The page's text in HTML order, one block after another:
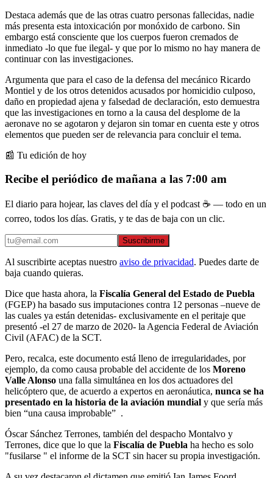
Destaca además que de las otras cuatro personas fallecidas, nadie
más presenta esta intoxicación por monóxido de carbono. Sin
embargo está consciente que los cuerpos fueron cremados de
inmediato -lo que fue ilegal- y que por lo mismo no hay manera de
continuar con las investigaciones.
Argumenta que para el caso de la defensa del mecánico Ricardo
Montiel y de los otros detenidos acusados por homicidio culposo,
daño en propiedad ajena y falsedad de declaración, esto demuestra
que las investigaciones en torno a la causa del desplome de la
aeronave no se agotaron y dejaron sin tomar en cuenta este y otros
elementos que pueden ser de relevancia para concluir el tema.
📰 Tu edición de hoy
Recibe el periódico de mañana a las 7:00 am
El diario para hojear, las claves del día y el podcast ☕ — todo en un
correo, todos los días. Gratis, y te das de baja con un clic.
Suscribirme
Al suscribirte aceptas nuestro aviso de privacidad. Puedes darte de
baja cuando quieras.
Dice que hasta ahora, la Fiscalía General del Estado de Puebla
(FGEP) ha basado sus imputaciones contra 12 personas –nueve de
las cuales ya están detenidas- exclusivamente en el peritaje que
presentó -el 27 de marzo de 2020- la Agencia Federal de Aviación
Civil (AFAC) de la SCT.
Pero, recalca, este documento está lleno de irregularidades, por
ejemplo, da como causa probable del accidente de los Moreno
Valle Alonso una falla simultánea en los dos actuadores del
helicóptero que, de acuerdo a expertos en aeronáutica, nunca se ha
presentado en la historia de la aviación mundial y que sería más
bien “una causa improbable” .
Óscar Sánchez Terrones, también del despacho Montalvo y
Terrones, dice que lo que la Fiscalía de Puebla ha hecho es solo
"fusilarse " el informe de la SCT sin hacer su propia investigación.